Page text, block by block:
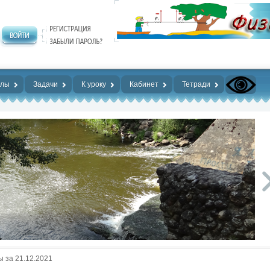
Задачи К уроку Кабинет Тетради
за 21.12.2021